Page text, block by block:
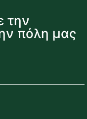
την
πόλη μας